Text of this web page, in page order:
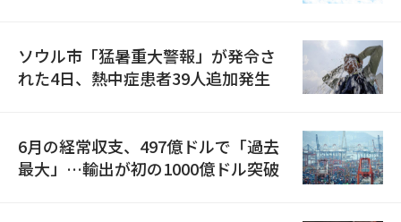
ソウル市「猛暑重大警報」が発令さ
れた4日、熱中症患者39人追加発生
6月の経常収支、497億ドルで「過去
最大」…輸出が初の1000億ドル突破